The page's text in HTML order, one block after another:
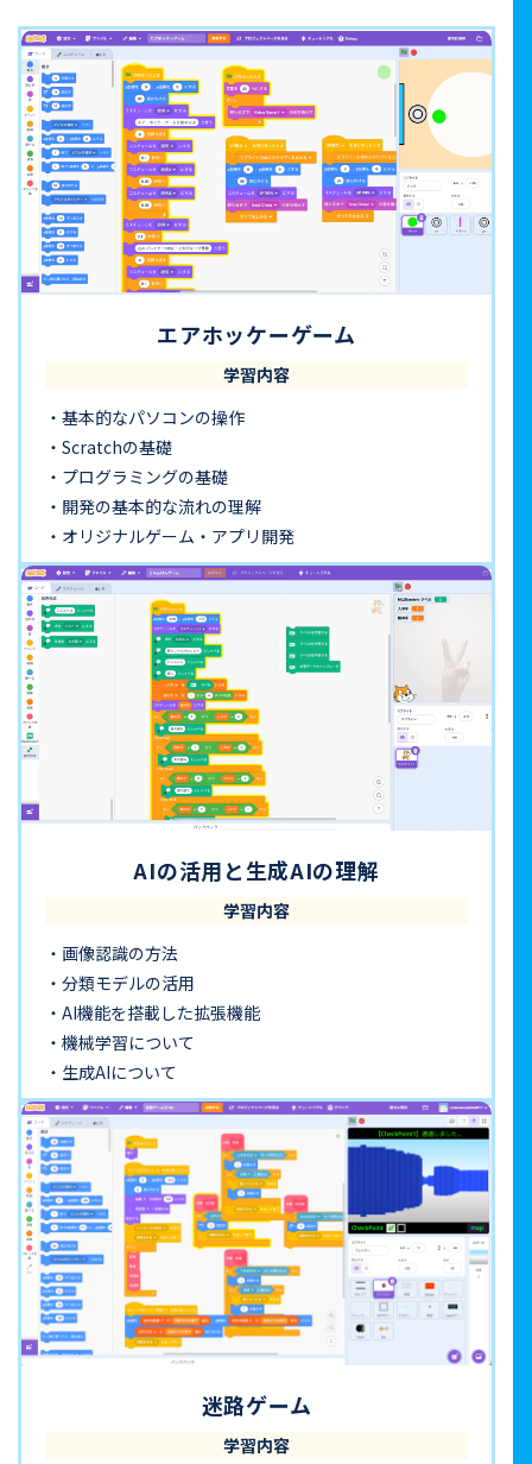
エアホッケーゲーム
学習内容
基本的なパソコンの操作
Scratchの基礎
プログラミングの基礎
開発の基本的な流れの理解
オリジナルゲーム・アプリ開発
AIの活用と生成AIの理解
学習内容
画像認識の方法
分類モデルの活用
AI機能を搭載した拡張機能
機械学習について
生成AIについて
迷路ゲーム
学習内容